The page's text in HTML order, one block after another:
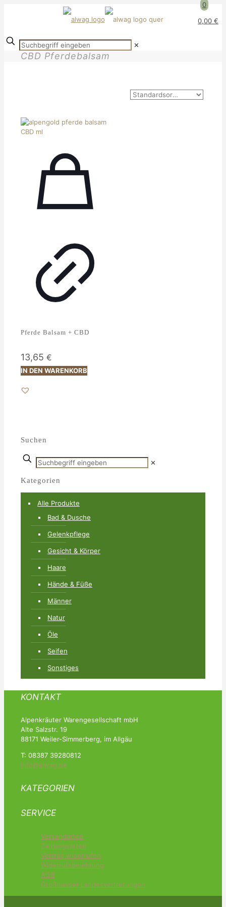
0
0,00 €
✕
CBD Pferdebalsam
Pferde Balsam + CBD
13,65 €
IN DEN WARENKORB
Suchen
✕
Kategorien
Alle Produkte
Bad & Dusche
Gelenkpflege
Gesicht & Körper
Haare
Hände & Füße
Männer
Natur
Öle
Seifen
Sonstiges
KONTAKT
Alpenkräuter Warengesellschaft mbH
Alte Salzstr. 19
88171 Weiler-Simmerberg, im Allgäu
T: 08387 39280812
info@alwag.de
KATEGORIEN
SERVICE
Versandarten
Zahlungsarten
Vertrag widerrufen
Widerrufsbelehrung
AGB
Großhandel-Landesvertretungen